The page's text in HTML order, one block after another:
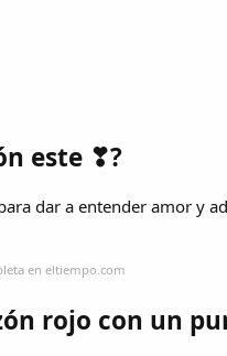
este ❣?
dar a entender amor y
en eltiempo.com
rojo con un